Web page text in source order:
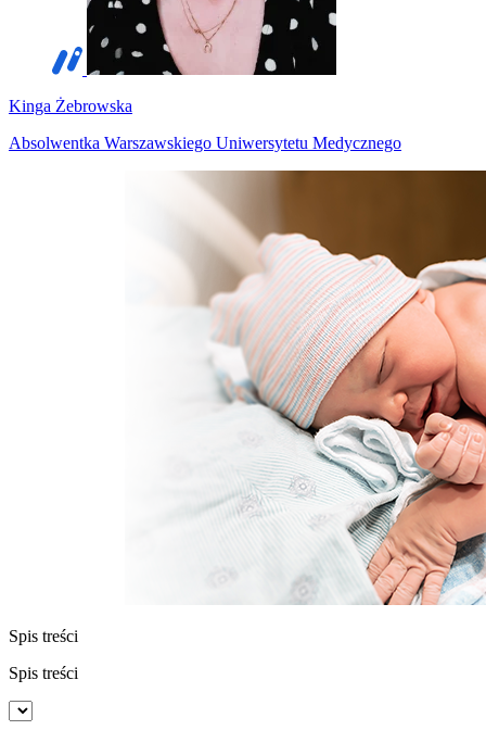
Kinga Żebrowska
Absolwentka Warszawskiego Uniwersytetu Medycznego
Spis treści
Spis treści